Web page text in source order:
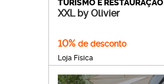
TURISMO E RESTAURAÇÃO
XXL by Olivier
10% de desconto
Loja Física